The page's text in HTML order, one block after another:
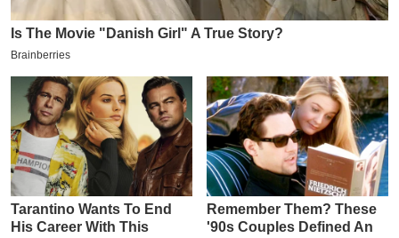
इ
म
ई
पे
प
र
सा
ल